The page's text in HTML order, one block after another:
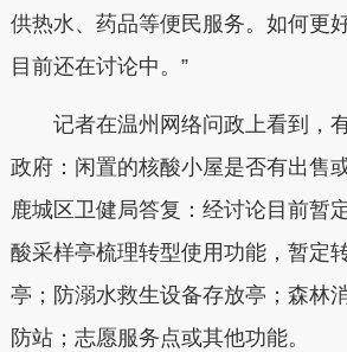
供热水、药品等便民服务。如何更
目前还在讨论中。”
记者在温州网络问政上看到，有
政府：闲置的核酸小屋是否有出售
鹿城区卫健局答复：经讨论目前暂
酸采样亭梳理转型使用功能，暂定
亭；防溺水救生设备存放亭；森林
防站；志愿服务点或其他功能。